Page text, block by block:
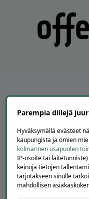
APUA JA
Peruuta tilaus
Asiakaspalvelu
Kuinka Offerilla
Usein kysytyt
Suosittele
TUTUSTU
Parempia diilejä
Hyväksymällä evästeet
kaupungista ja omien
kolmannen osapuolen
IP-osoite tai
keinoja tietojen
tarjotakseen sinulle
mahdollisen